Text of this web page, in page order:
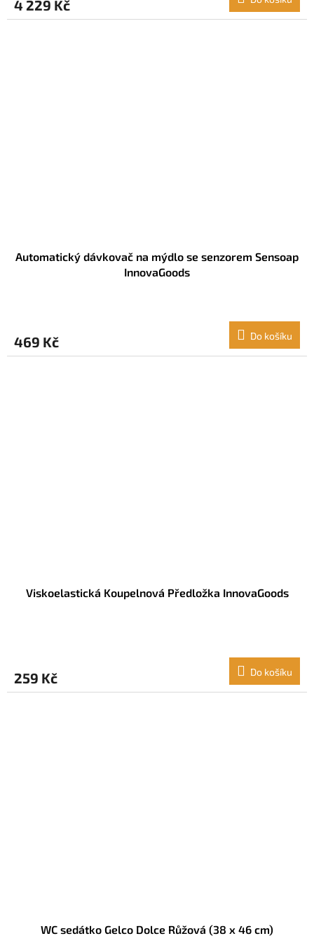
4 229 Kč
Automatický dávkovač na mýdlo se senzorem Sensoap
InnovaGoods
469 Kč Do košíku
Viskoelastická Koupelnová Předložka InnovaGoods
259 Kč Do košíku
WC sedátko Gelco Dolce Růžová (38 x 46 cm)